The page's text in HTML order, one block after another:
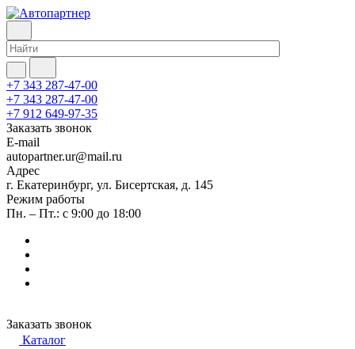
+7 343 287-47-00
+7 343 287-47-00
+7 912 649-97-35
Заказать звонок
E-mail
autopartner.ur@mail.ru
Адрес
г. Екатеринбург, ул. Бисертская, д. 145
Режим работы
Пн. – Пт.: с 9:00 до 18:00
Заказать звонок
Каталог